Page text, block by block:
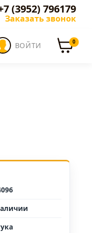
(3952) 796179
Заказать звонок
ВОЙТИ 0